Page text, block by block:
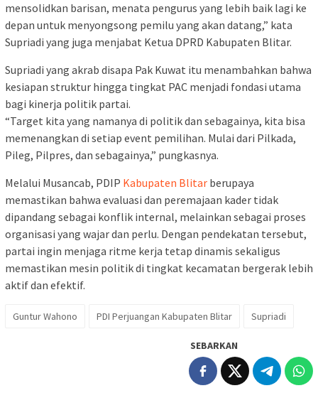
mensolidkan barisan, menata pengurus yang lebih baik lagi ke
depan untuk menyongsong pemilu yang akan datang,” kata
Supriadi yang juga menjabat Ketua DPRD Kabupaten Blitar.
Supriadi yang akrab disapa Pak Kuwat itu menambahkan bahwa
kesiapan struktur hingga tingkat PAC menjadi fondasi utama
bagi kinerja politik partai.
“Target kita yang namanya di politik dan sebagainya, kita bisa
memenangkan di setiap event pemilihan. Mulai dari Pilkada,
Pileg, Pilpres, dan sebagainya,” pungkasnya.
Melalui Musancab, PDIP Kabupaten Blitar berupaya
memastikan bahwa evaluasi dan peremajaan kader tidak
dipandang sebagai konflik internal, melainkan sebagai proses
organisasi yang wajar dan perlu. Dengan pendekatan tersebut,
partai ingin menjaga ritme kerja tetap dinamis sekaligus
memastikan mesin politik di tingkat kecamatan bergerak lebih
aktif dan efektif.
Guntur Wahono PDI Perjuangan Kabupaten Blitar Supriadi
SEBARKAN